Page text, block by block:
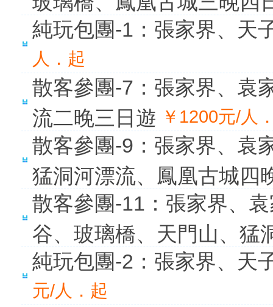
純玩包團-1：張家界、天
人．起
散客參團-7：張家界、袁
流二晚三日遊 ￥1200元/人
散客參團-9：張家界、袁
猛洞河漂流、鳳凰古城四
散客參團-11：張家界、
谷、玻璃橋、天門山、猛
純玩包團-2：張家界、天
元/人．起